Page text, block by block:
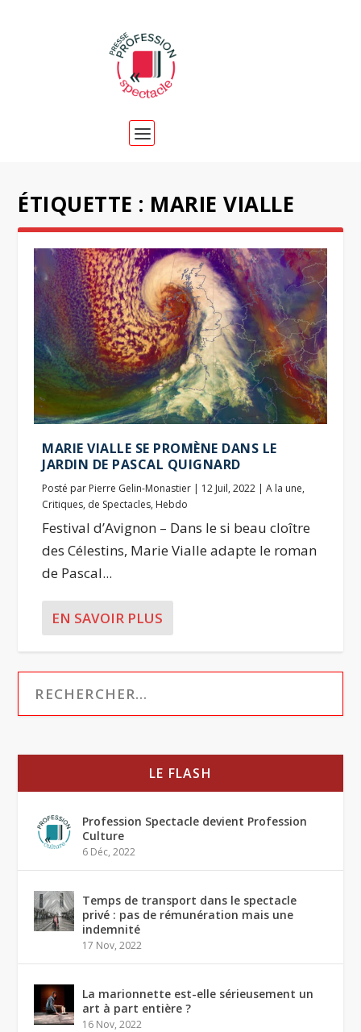
ÉTIQUETTE : MARIE VIALLE
MARIE VIALLE SE PROMÈNE DANS LE
JARDIN DE PASCAL QUIGNARD
Posté par Pierre Gelin-Monastier | 12 Juil, 2022 |A la une,
Critiques, de Spectacles, Hebdo
Festival d’Avignon – Dans le si beau cloître
des Célestins, Marie Vialle adapte le roman
de Pascal...
EN SAVOIR PLUS
LE FLASH
Profession Spectacle devient Profession
Culture
6 Déc, 2022
Temps de transport dans le spectacle
privé : pas de rémunération mais une
indemnité
17 Nov, 2022
La marionnette est-elle sérieusement un
art à part entière ?
16 Nov, 2022